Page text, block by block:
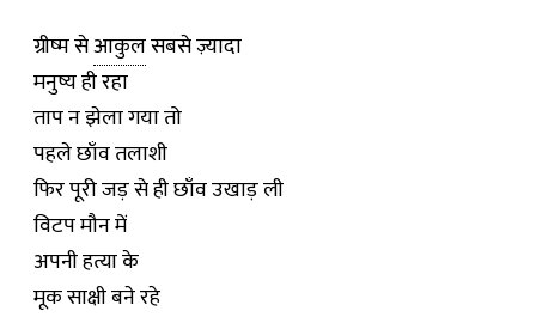
ग्रीष्म सेआकुलसबसे ज़्यादा
मनुष्य ही रहा
ताप न झेला गया तो
पहले छाँव तलाशी
फिर पूरी जड़ से ही छाँव उखाड़ ली
विटप मौन में
अपनी हत्या के
मूक साक्षी बने रहे